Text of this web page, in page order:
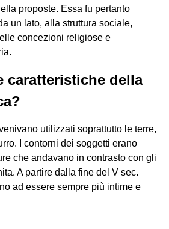
proposte. Essa fu pertanto
un lato, alla struttura sociale,
concezioni religiose e
caratteristiche della
utilizzati soprattutto le terre,
I contorni dei soggetti erano
che andavano in contrasto con gli
A partire dalla fine del V sec.
ad essere sempre più intime e